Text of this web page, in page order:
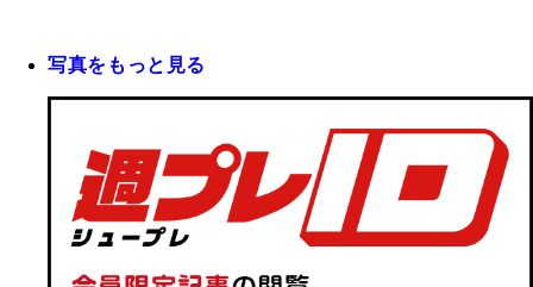
写真をもっと見る